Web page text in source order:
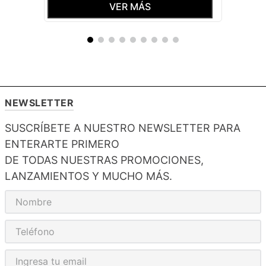
VER MÁS
NEWSLETTER
SUSCRÍBETE A NUESTRO NEWSLETTER PARA
ENTERARTE PRIMERO
DE TODAS NUESTRAS PROMOCIONES,
LANZAMIENTOS Y MUCHO MÁS.